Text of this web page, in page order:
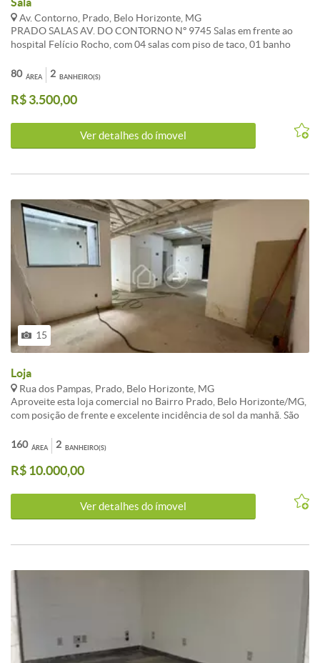
Av. Contorno, Prado, Belo Horizonte, MG
PRADO SALAS AV. DO CONTORNO Nº 9745 Salas em frente ao
hospital Felício Rocho, com 04 salas com piso de taco, 01 banho
Pintura boa. Área: 80,00m² ALUGUEL MENSAL: R$ 3.500,00 IPTU
MENSAL: R$ 316,76 SEGURA CONTRA FOGO ANUAL: R$ PRAZO:
36 meses CHAVES: METRÓPOLE CÓD. 646
ÁREA
80 BANHEIRO(S)
2
R$ 3.500,00
Ver detalhes do ímovel
15
Loja
Rua dos Pampas, Prado, Belo Horizonte, MG
Aproveite esta loja comercial no Bairro Prado, Belo Horizonte/MG,
com posição de frente e excelente incidência de sol da manhã. São
300,00 m² e terreno de 300,00 m². O imóvel conta com 2 salas, 2
banheiros e varandas (3), além de 1 elevador no prédio (andares: 2).
Acabamento contra piso, com infraestrutura para seu negócio:
Condições de locação: aluguel de R$ 10.000,00/mês e IPTU mensal
de R$ 130,00 (IPTU anual: R$ 0,00). Ponto de referência: 2.
ÁREA
160 BANHEIRO(S)
2
R$ 10.000,00
Ver detalhes do ímovel